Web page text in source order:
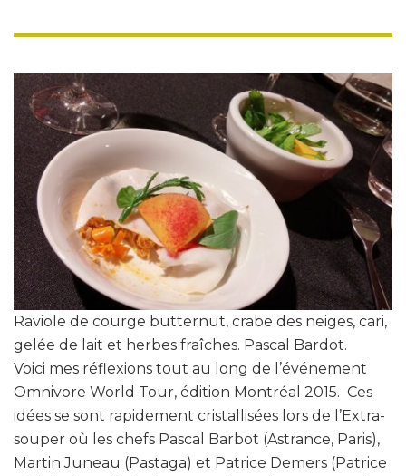
Raviole de courge butternut, crabe des neiges, cari,
gelée de lait et herbes fraîches. Pascal Bardot.
Voici mes réflexions tout au long de l’événement
Omnivore World Tour, édition Montréal 2015. Ces
idées se sont rapidement cristallisées lors de l’Extra-
souper où les chefs Pascal Barbot (Astrance, Paris),
Martin Juneau (Pastaga) et Patrice Demers (Patrice